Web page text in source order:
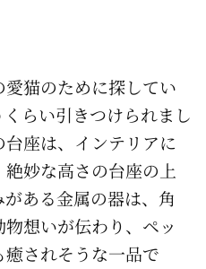
猫のために探してい
らい引きつけられまし
座は、インテリアに
妙な高さの台座の上
ある金属の器は、角
想いが伝わり、ペッ
癒されそうな一品で